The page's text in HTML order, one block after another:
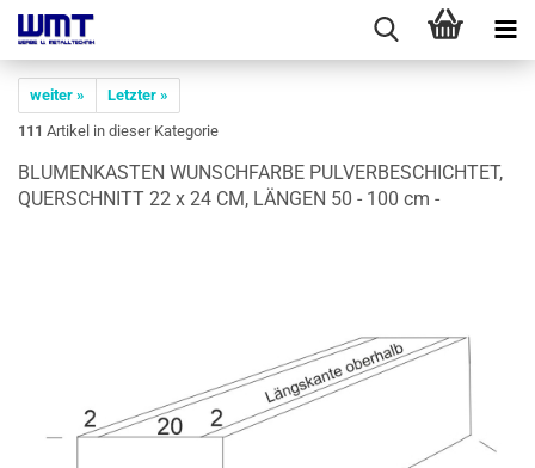
weiter »
Letzter »
111 Artikel in dieser Kategorie
BLU­MEN­KAS­TEN WUNSCH­FAR­BE PUL­VER­BE­SCHICH­TET,
QUER­SCHNITT 22 x 24 CM, LÄN­GEN 50 - 100 cm -